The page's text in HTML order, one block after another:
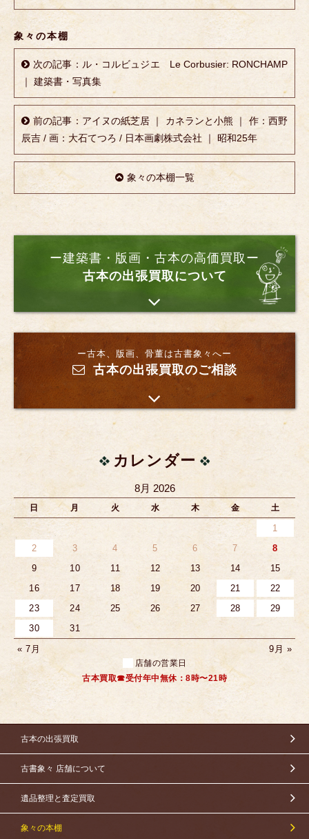
象々の本棚
次の記事：ル・コルビュジエ Le Corbusier: RONCHAMP
｜ 建築書・写真集
前の記事：アイヌの紙芝居 ｜ カネランと小熊 ｜ 作：西野
辰吉 / 画：大石てつろ / 日本画劇株式会社 ｜ 昭和25年
象々の本棚一覧
ー建築書・版画・古本の高価買取ー
古本の出張買取について
ー古本、版画、骨董は古書象々へー
古本の出張買取のご相談
カレンダー
8月 2026
日 月 火 水 木 金 土
1
2
3 4 5 6 7
8
9
10 11 12 13 14
15
16
17 18 19 20 21
22
23
24 25 26 27 28
29
30
31
« 7月
9月 »
店舗の営業日
古本買取☎受付年中無休：8時〜21時
古本の出張買取
古書象々 店舗について
遺品整理と査定買取
象々の本棚